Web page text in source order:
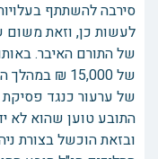
סירבה להשתתף
לעשות כן, וזאת משום
של התורם האיבר.
של 15,000 ₪
של ערעור כנגד
התובע טוען שהוא לא
ובזאת הוכשל בצורת